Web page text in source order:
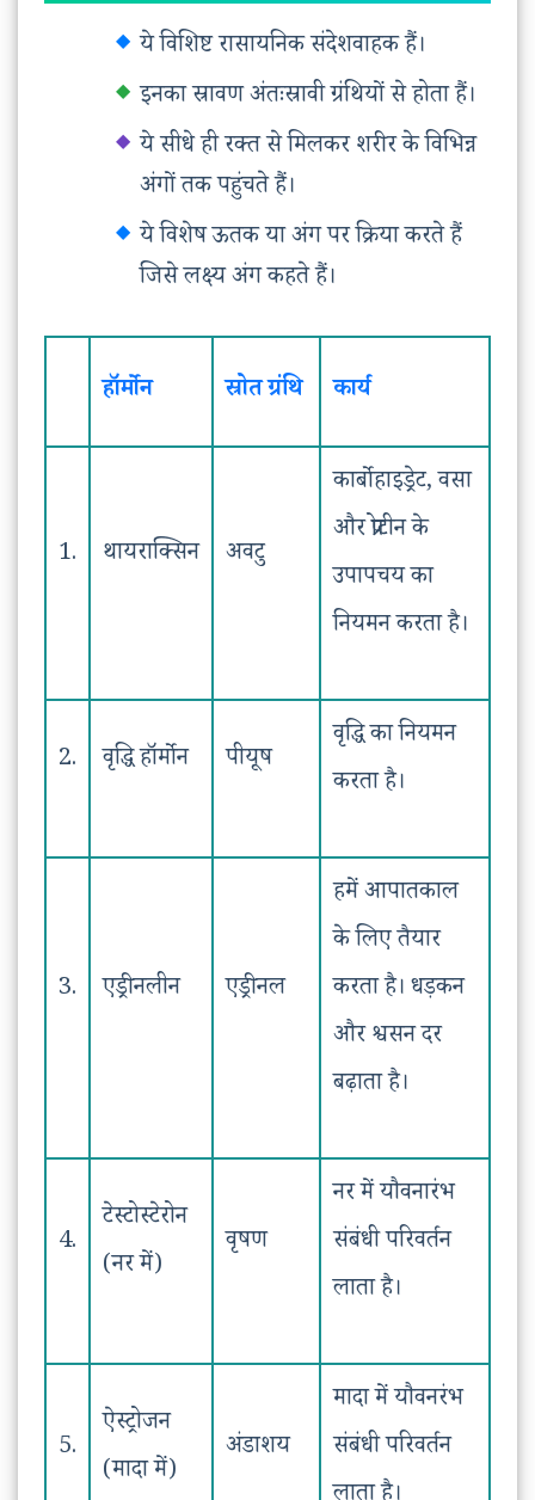
ये विशिष्ट रासायनिक संदेशवाहक हैं।
इनका स्रावण अंतःस्रावी ग्रंथियों से होता हैं।
ये सीधे ही रक्त से मिलकर शरीर के विभिन्न
अंगों तक पहुंचते हैं।
ये विशेष ऊतक या अंग पर क्रिया करते हैं
जिसे लक्ष्य अंग कहते हैं।
हॉर्मोन स्रोत ग्रंथि कार्य
1. थायराक्सिन अवटु
कार्बोहाइड्रेट, वसा
और प्रोटीन के
उपापचय का
नियमन करता है।
2. वृद्धि हॉर्मोन पीयूष
वृद्धि का नियमन
करता है।
3. एड्रीनलीन एड्रीनल
हमें आपातकाल
के लिए तैयार
करता है। धड़कन
और श्वसन दर
बढ़ाता है।
4.
टेस्टोस्टेरोन
(नर में)
वृषण
नर में यौवनारंभ
संबंधी परिवर्तन
लाता है।
5.
ऐस्ट्रोजन
(मादा में)
अंडाशय
मादा में यौवनरंभ
संबंधी परिवर्तन